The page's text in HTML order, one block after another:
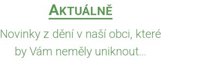
AKTUÁLNĚ
Novinky z dění v naší obci, které
by Vám neměly uniknout...